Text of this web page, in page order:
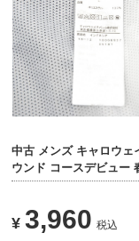
中古 メンズ キャロウ
ウンド コースデビュー
¥ 3,960 税込